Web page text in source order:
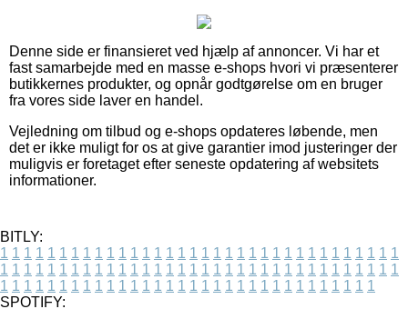
Denne side er finansieret ved hjælp af annoncer. Vi har et
fast samarbejde med en masse e-shops hvori vi præsenterer
butikkernes produkter, og opnår godtgørelse om en bruger
fra vores side laver en handel.
Vejledning om tilbud og e-shops opdateres løbende, men
det er ikke muligt for os at give garantier imod justeringer der
muligvis er foretaget efter seneste opdatering af websitets
informationer.
BITLY:
1 1 1 1 1 1 1 1 1 1 1 1 1 1 1 1 1 1 1 1 1 1 1 1 1 1 1 1 1 1 1 1 1 1
1 1 1 1 1 1 1 1 1 1 1 1 1 1 1 1 1 1 1 1 1 1 1 1 1 1 1 1 1 1 1 1 1 1
1 1 1 1 1 1 1 1 1 1 1 1 1 1 1 1 1 1 1 1 1 1 1 1 1 1 1 1 1 1 1 1
SPOTIFY: